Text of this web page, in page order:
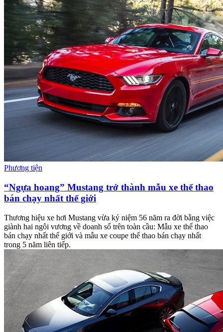
Phương tiện
“Ngựa hoang” Mustang trở thành mẫu xe thể thao
bán chạy nhất thế giới
Thương hiệu xe hơi Mustang vừa kỷ niệm 56 năm ra đời bằng việc
giành hai ngôi vương về doanh số trên toàn cầu: Mẫu xe thể thao
bán chạy nhất thế giới và mẫu xe coupe thể thao bán chạy nhất
trong 5 năm liên tiếp.